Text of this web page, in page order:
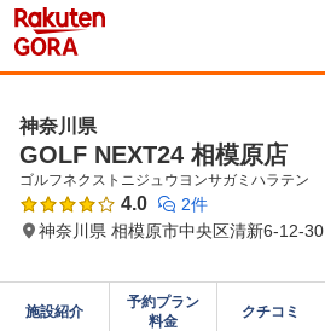
神奈川県
GOLF NEXT24 相模原店
ゴルフネクストニジュウヨンサガミハラテン
4.0
2件
神奈川県 相模原市中央区清新6-12-30
施設紹介
予約プラン
料金
クチコミ